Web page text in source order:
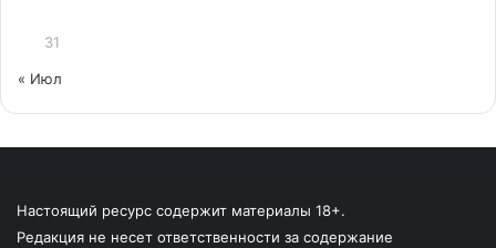
31
« Июл
Настоящий ресурс содержит материалы 18+.
Редакция не несет ответственности за содержание